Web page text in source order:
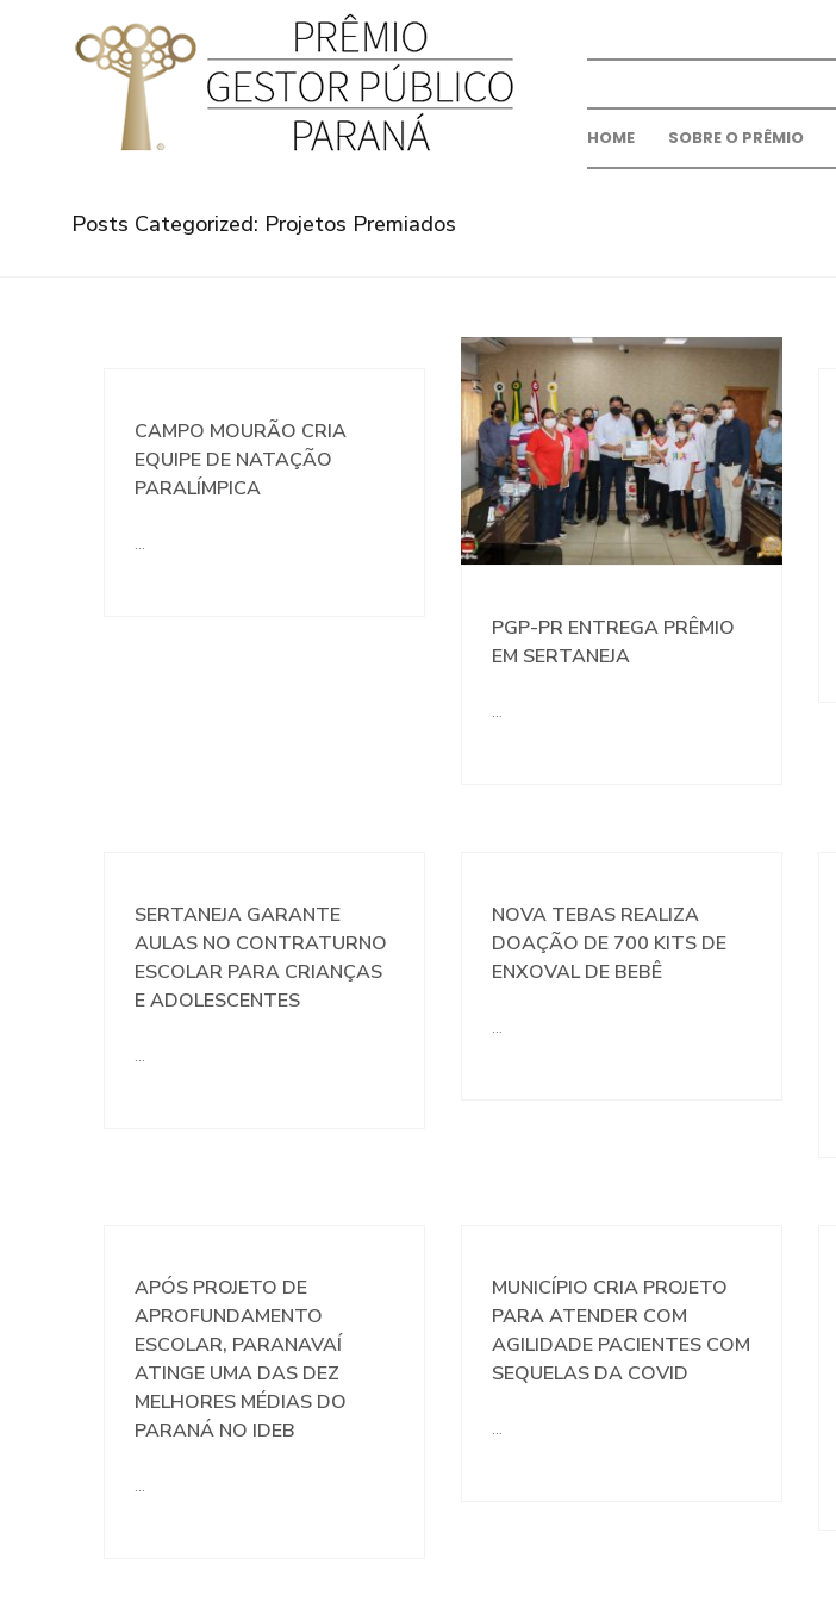
HOME SOBRE O PRÊMIO
Posts Categorized: Projetos Premiados
CAMPO MOURÃO CRIA
EQUIPE DE NATAÇÃO
PARALÍMPICA
…
PGP-PR ENTREGA PRÊMIO
EM SERTANEJA
…
SERTANEJA GARANTE
AULAS NO CONTRATURNO
ESCOLAR PARA CRIANÇAS
E ADOLESCENTES
…
NOVA TEBAS REALIZA
DOAÇÃO DE 700 KITS DE
ENXOVAL DE BEBÊ
…
APÓS PROJETO DE
APROFUNDAMENTO
ESCOLAR, PARANAVAÍ
ATINGE UMA DAS DEZ
MELHORES MÉDIAS DO
PARANÁ NO IDEB
…
MUNICÍPIO CRIA PROJETO
PARA ATENDER COM
AGILIDADE PACIENTES COM
SEQUELAS DA COVID
…